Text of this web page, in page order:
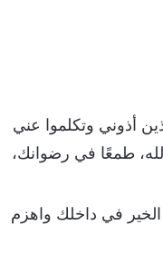
أذوني وتكلموا عني
طمعًا في رضوانك،
في داخلك واهزم